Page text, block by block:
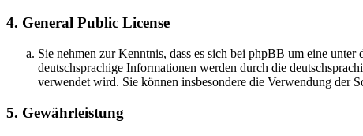
4. General Public License
Sie nehmen zur Kenntnis, dass es sich bei phpBB um eine unter
deutschsprachige Informationen werden durch die
verwendet wird. Sie können insbesondere die Verwendung der
5. Gewährleistung